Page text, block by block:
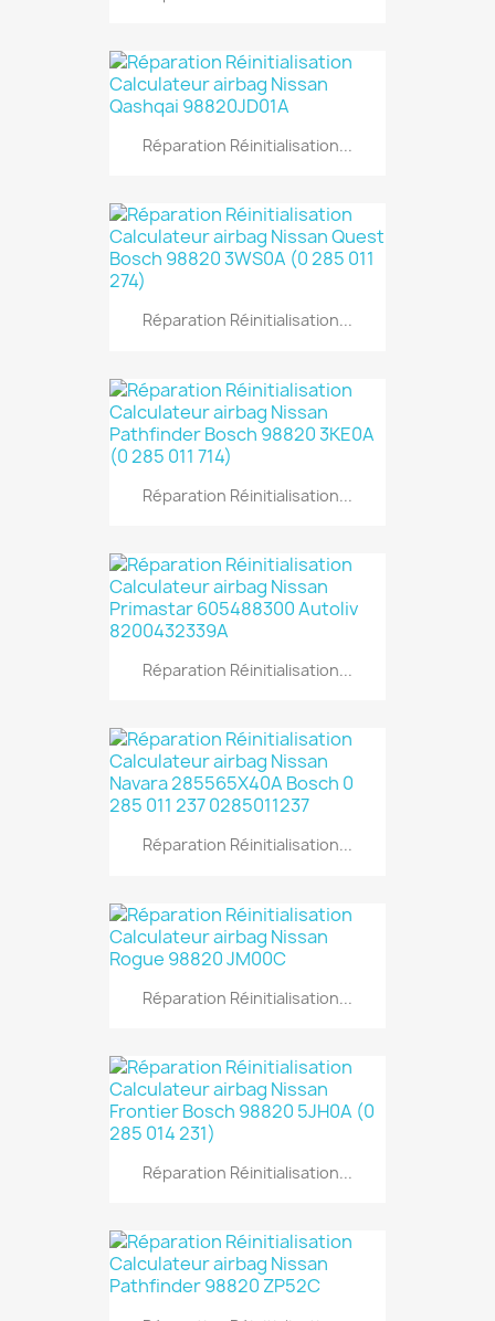
Réparation Réinitialisation...
Réparation Réinitialisation...
Réparation Réinitialisation...
Réparation Réinitialisation...
Réparation Réinitialisation...
Réparation Réinitialisation...
Réparation Réinitialisation...